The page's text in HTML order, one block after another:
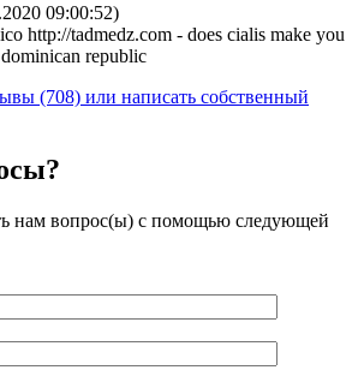
09:00:52)
http://tadmedz.com - does cialis make you
republic
(708) или написать собственный
нам вопрос(ы) с помощью следующей